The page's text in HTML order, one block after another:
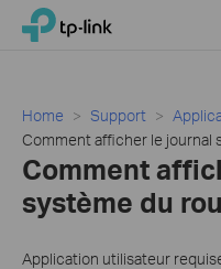
Click
navigation
TP-Link, Reliably Smart
Home Support
Comment afficher le journal
Comment
système du
Application utilisateur